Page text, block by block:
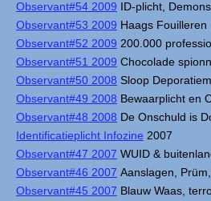
Observant#54 2009 ID-plicht,
Observant#53 2009 Haags Fouilleren
Observant#52 2009 200.000
Observant#51 2009 Chocolade
Observant#50 2008 Sloop
Observant#49 2008 Bewaarplicht en
Observant#48 2008 De Onschuld is
Identificatieplicht Infozine 2007
Observant#47 2007 WUID &
Observant#46 2007 Aanslagen,
Observant#45 2007 Blauw Waas,